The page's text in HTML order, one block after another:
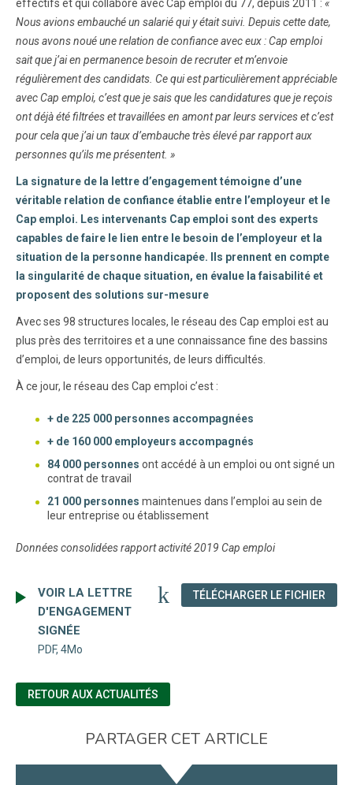
effectifs et qui collabore avec Cap emploi du 77, depuis 2011 : «
Nous avions embauché un salarié qui y était suivi. Depuis cette date,
nous avons noué une relation de confiance avec eux : Cap emploi
sait que j’ai en permanence besoin de recruter et m’envoie
régulièrement des candidats. Ce qui est particulièrement appréciable
avec Cap emploi, c’est que je sais que les candidatures que je reçois
ont déjà été filtrées et travaillées en amont par leurs services et c’est
pour cela que j’ai un taux d’embauche très élevé par rapport aux
personnes qu’ils me présentent. »
La signature de la lettre d’engagement témoigne d’une
véritable relation de confiance établie entre l’employeur et le
Cap emploi. Les intervenants Cap emploi sont des experts
capables de faire le lien entre le besoin de l’employeur et la
situation de la personne handicapée. Ils prennent en compte
la singularité de chaque situation, en évalue la faisabilité et
proposent des solutions sur-mesure
Avec ses 98 structures locales, le réseau des Cap emploi est au
plus près des territoires et a une connaissance fine des bassins
d’emploi, de leurs opportunités, de leurs difficultés.
À ce jour, le réseau des Cap emploi c’est :
+ de 225 000 personnes accompagnées
+ de 160 000 employeurs accompagnés
84 000 personnes ont accédé à un emploi ou ont signé un
contrat de travail
21 000 personnes maintenues dans l’emploi au sein de
leur entreprise ou établissement
Données consolidées rapport activité 2019 Cap emploi
VOIR LA LETTRE
D'ENGAGEMENT
SIGNÉE
PDF, 4Mo
TÉLÉCHARGER LE FICHIER
RETOUR AUX ACTUALITÉS
PARTAGER CET ARTICLE